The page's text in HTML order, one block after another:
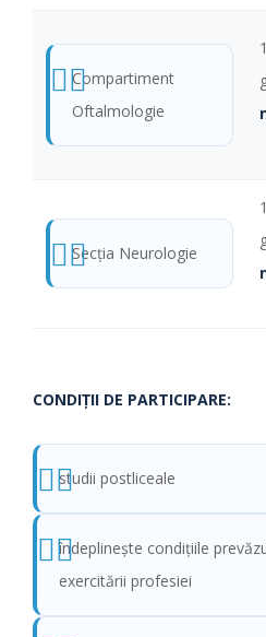
Compartiment
Oftalmologie
Secţia Neurologie
CONDIŢII DE PARTICIPARE:
studii postliceale
îndeplineşte condiţiile
exercitării profesiei